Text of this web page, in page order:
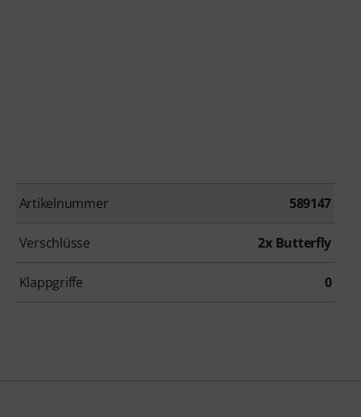
Artikelnummer 589147
Verschlüsse 2x Butterfly
Klappgriffe 0